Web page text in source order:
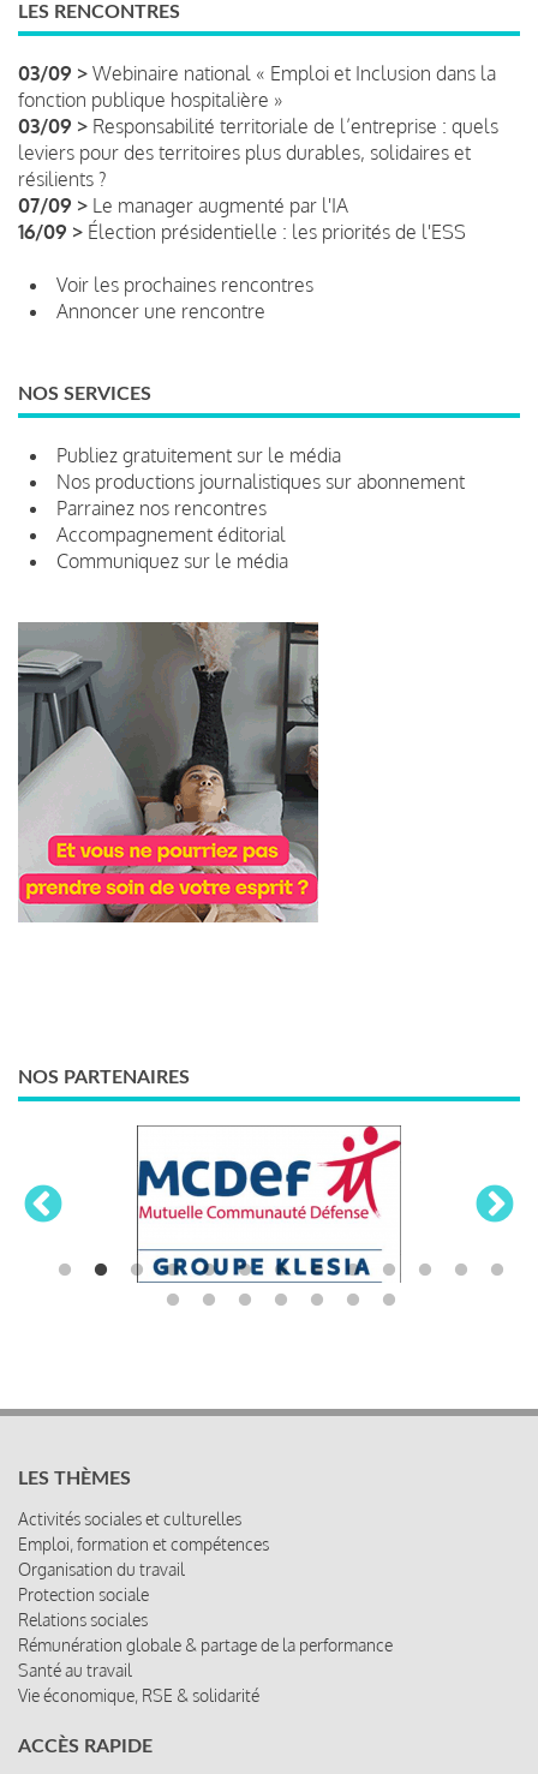
LES RENCONTRES
03/09 > Webinaire national « Emploi et Inclusion dans la
fonction publique hospitalière »
03/09 > Responsabilité territoriale de l’entreprise : quels
leviers pour des territoires plus durables, solidaires et
résilients ?
07/09 > Le manager augmenté par l'IA
16/09 > Élection présidentielle : les priorités de l'ESS
Voir les prochaines rencontres
Annoncer une rencontre
NOS SERVICES
Publiez gratuitement sur le média
Nos productions journalistiques sur abonnement
Parrainez nos rencontres
Accompagnement éditorial
Communiquez sur le média
NOS PARTENAIRES
LES THÈMES
Activités sociales et culturelles
Emploi, formation et compétences
Organisation du travail
Protection sociale
Relations sociales
Rémunération globale & partage de la performance
Santé au travail
Vie économique, RSE & solidarité
ACCÈS RAPIDE